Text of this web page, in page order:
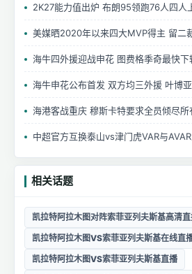
2K27能力值出炉 布朗95领跑76人四人
美媒晒2020年以来四大MVP得主 留二
海牛四外援迎战申花 图费格季奇最快下
海牛申花公布首发 双方均三外援 叶博
海港客战重庆 穆斯卡特要求全员倾尽
中超官方互换泰山vs津门虎VAR与
相关话题
凯拉特阿拉木图对阵索菲亚列夫斯基高清
凯拉特阿拉木图VS索菲亚列夫斯基在线直
凯拉特阿拉木图VS索菲亚列夫斯基直播